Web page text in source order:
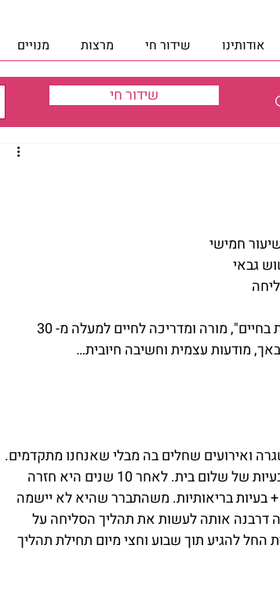
אודותינו שידור חי מרצות מנויים
שידור חי
חמישי
גבאי
מודעות עצמית וחשיבה חיובית…
ואירועים שחלים בה מבלי שאנחנו מתקדמים.
המרצה סיפרה על אשה שהשתתפה בסדנא, ושהיו לה בעיות של שלום בית. לאחר 10 שנים היא חזרה
בעיות בריאותיות. משהתברר שהיא לא יישמה
דרבנה אותה לעשות את תהליך הסליחה על
החל להגיע תוך שבוע וחצי מיום תחילת תהליך